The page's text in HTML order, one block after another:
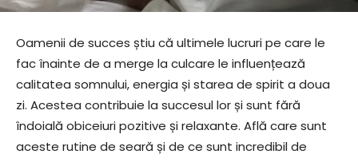
Oamenii de succes știu că ultimele lucruri pe care le
fac înainte de a merge la culcare le influențează
calitatea somnului, energia și starea de spirit a doua
zi. Acestea contribuie la succesul lor și sunt fără
îndoială obiceiuri pozitive și relaxante. Află care sunt
aceste rutine de seară și de ce sunt incredibil de